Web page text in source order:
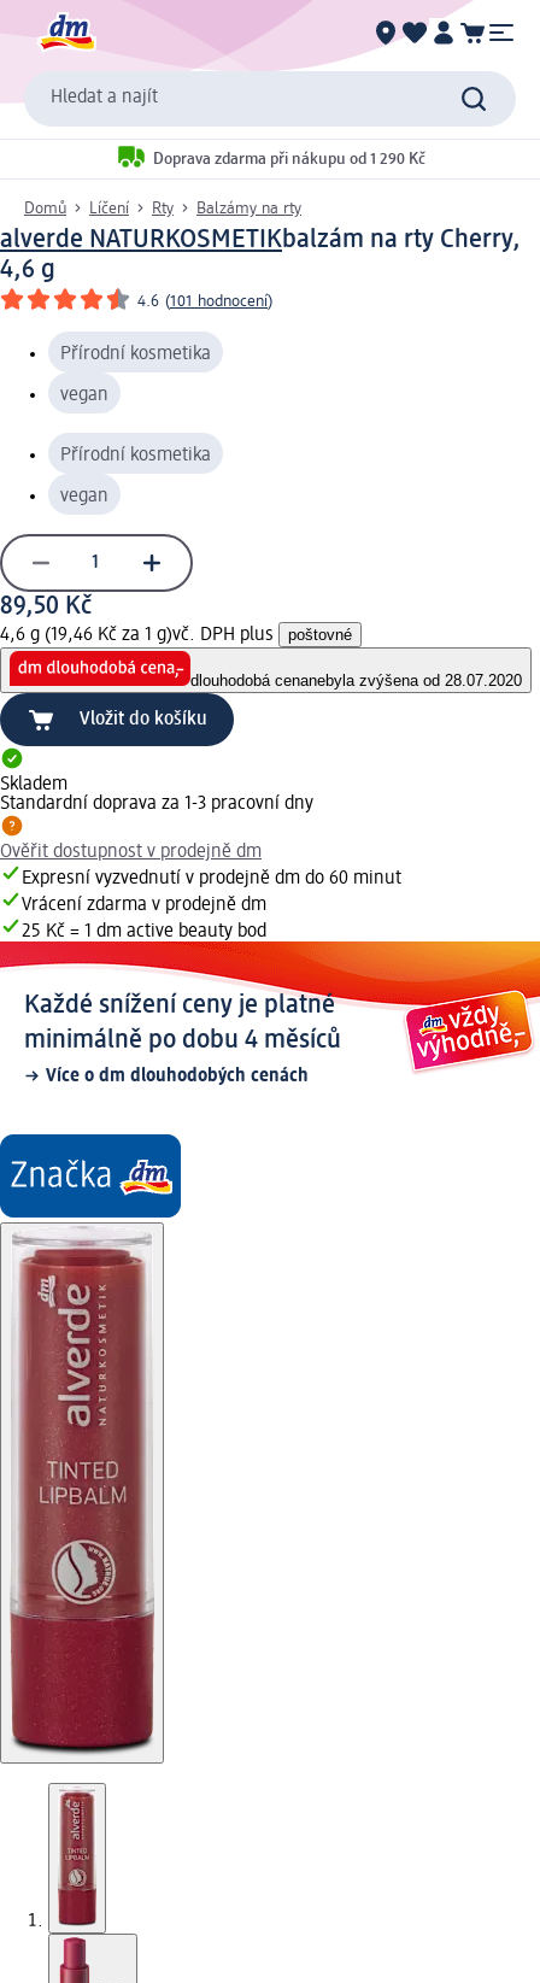
Hledat a najít
Doprava zdarma při nákupu od 1 290 Kč
Domů Líčení Rty Balzámy na rty
alverde NATURKOSMETIKbalzám na rty Cherry,
4,6 g
4.6 (101 hodnocení)
Přírodní kosmetika
vegan
Přírodní kosmetika
vegan
89,50 Kč
4,6 g (19,46 Kč za 1 g)vč. DPH plus poštovné
dlouhodobá cenanebyla zvýšena od 28.07.2020
Vložit do košíku
Skladem
Standardní doprava za 1-3 pracovní dny
Ověřit dostupnost v prodejně dm
Expresní vyzvednutí v prodejně dm do 60 minut
Vrácení zdarma v prodejně dm
25 Kč = 1 dm active beauty bod
Každé snížení ceny je platné
minimálně po dobu 4 měsíců
Více o dm dlouhodobých cenách